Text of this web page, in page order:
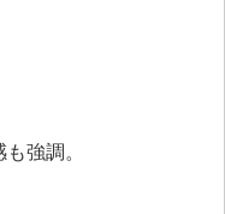
強調。